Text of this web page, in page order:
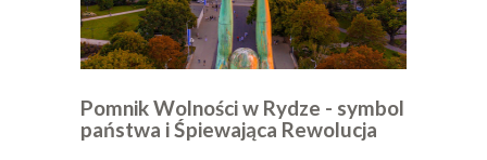
Pomnik Wolności w Rydze - symbol
państwa i Śpiewająca Rewolucja